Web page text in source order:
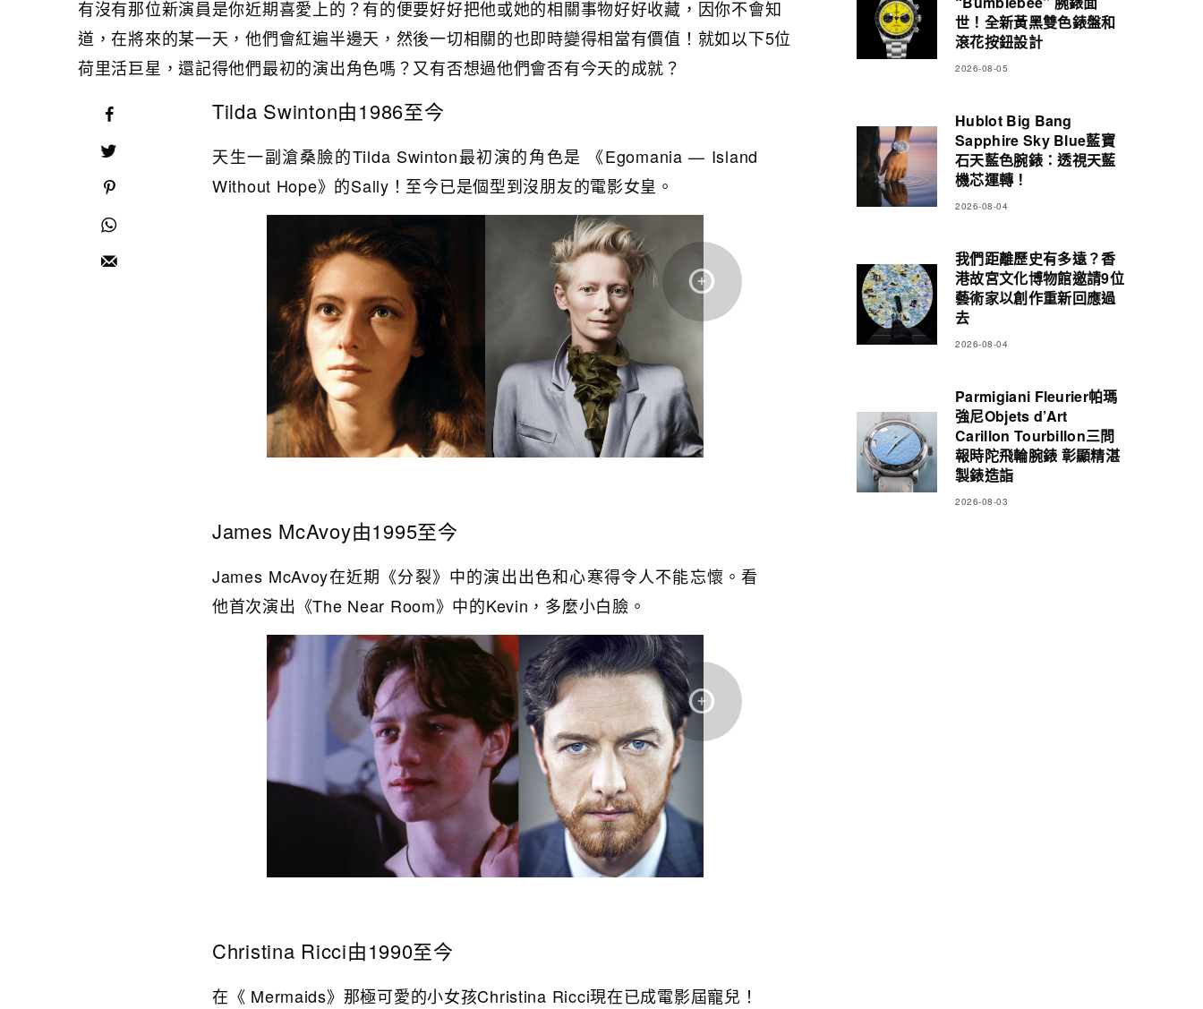
有沒有那位新演員是你近期喜愛上的？有的便要好好把他或她的相關事物好好收藏，因你不會知
道，在將來的某一天，他們會紅遍半邊天，然後一切相關的也即時變得相當有價值！就如以下5位
荷里活巨星，還記得他們最初的演出角色嗎？又有否想過他們會否有今天的成就？
Tilda Swinton由1986至今
天生一副滄桑臉的Tilda Swinton最初演的角色是 《Egomania — Island
Without Hope》的Sally！至今已是個型到沒朋友的電影女皇。
James McAvoy由1995至今
James McAvoy在近期《分裂》中的演出出色和心寒得令人不能忘懷。看
他首次演出《The Near Room》中的Kevin，多麼小白臉。
Christina Ricci由1990至今
在《 Mermaids》那極可愛的小女孩Christina Ricci現在已成電影屆寵兒！
世！全新黃黑雙色錶盤和
滾花按鈕設計
2026-08-05
Hublot Big Bang
Sapphire Sky Blue藍寶
石天藍色腕錶：透視天藍
機芯運轉！
2026-08-04
我們距離歷史有多遠？香
港故宮文化博物館邀請9位
藝術家以創作重新回應過
去
2026-08-04
Parmigiani Fleurier帕瑪
強尼Objets d’Art
Carillon Tourbillon三問
報時陀飛輪腕錶 彰顯精湛
製錶造詣
2026-08-03